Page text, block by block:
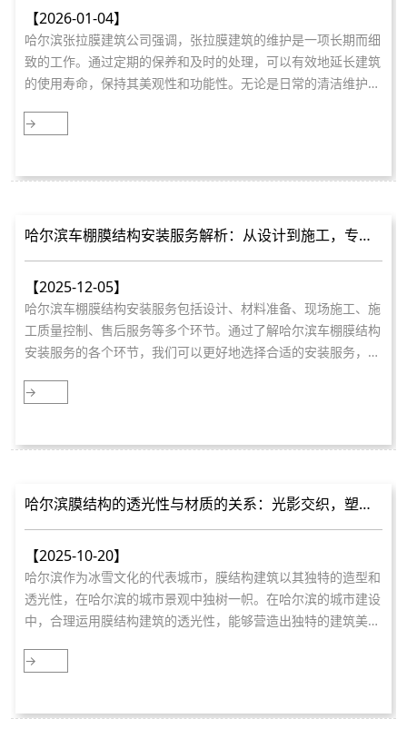
【2026-01-04】
哈尔滨张拉膜建筑公司强调，张拉膜建筑的维护是一项长期而细
致的工作。通过定期的保养和及时的处理，可以有效地延长建筑
的使用寿命，保持其美观性和功能性。无论是日常的清洁维护，
→
哈尔滨车棚膜结构安装服务解析：从设计到施工，专业
服务保障
【2025-12-05】
哈尔滨车棚膜结构安装服务包括设计、材料准备、现场施工、施
工质量控制、售后服务等多个环节。通过了解哈尔滨车棚膜结构
安装服务的各个环节，我们可以更好地选择合适的安装服务，确
→
哈尔滨膜结构的透光性与材质的关系：光影交织，塑造
建筑之美
【2025-10-20】
哈尔滨作为冰雪文化的代表城市，膜结构建筑以其独特的造型和
透光性，在哈尔滨的城市景观中独树一帜。在哈尔滨的城市建设
中，合理运用膜结构建筑的透光性，能够营造出独特的建筑美
→